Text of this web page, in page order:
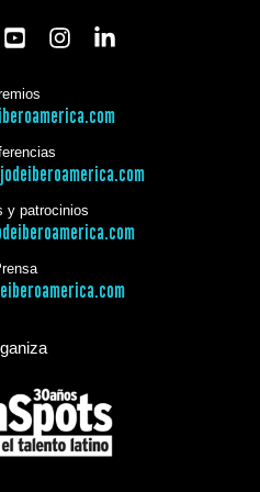
y patrocinios